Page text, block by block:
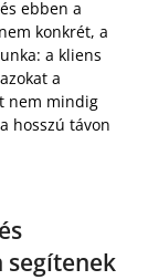
ebben a
konkrét, a
a kliens
a
nem mindig
hosszú távon
segítenek